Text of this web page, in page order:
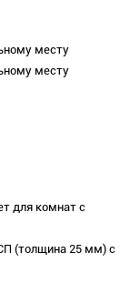
месту
месту
для комнат с
(толщина 25 мм) с